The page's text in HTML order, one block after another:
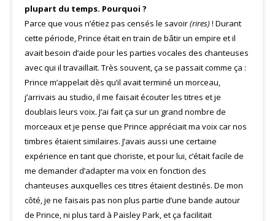
plupart du temps. Pourquoi ?
Parce que vous n’étiez pas censés le savoir(rires)! Durant
cette période, Prince était en train de bâtir un empire et il
avait besoin d’aide pour les parties vocales des chanteuses
avec qui il travaillait. Très souvent, ça se passait comme ça :
Prince m’appelait dès qu’il avait terminé un morceau,
j’arrivais au studio, il me faisait écouter les titres et je
doublais leurs voix. J’ai fait ça sur un grand nombre de
morceaux et je pense que Prince appréciait ma voix car nos
timbres étaient similaires. J’avais aussi une certaine
expérience en tant que choriste, et pour lui, c’était facile de
me demander d’adapter ma voix en fonction des
chanteuses auxquelles ces titres étaient destinés. De mon
côté, je ne faisais pas non plus partie d’une bande autour
de Prince, ni plus tard à Paisley Park, et ça facilitait